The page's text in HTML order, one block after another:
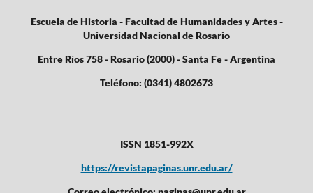
Escuela de Historia - Facultad de Humanidades y Artes -
Universidad Nacional de Rosario
Entre Ríos 758 - Rosario (2000) - Santa Fe - Argentina
Teléfono: (0341) 4802673
ISSN 1851-992X
https://revistapaginas.unr.edu.ar/